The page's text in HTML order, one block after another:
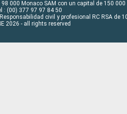
000 Monaco SAM con un capital de 150 000
: (00) 377 97 97 84 50
civil y profesional RC RSA de
2026 - all rights reserved